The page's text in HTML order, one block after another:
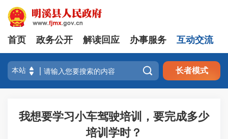
首页 政务公开 解读回应 办事服务 互动交流
 长者模式
我想要学习小车驾驶培训，要完成多少
培训学时？